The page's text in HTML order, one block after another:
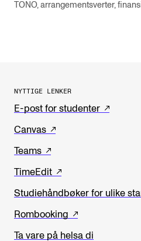
TONO, arrangementsverter,
NYTTIGE LENKER
E-post for studenter
Canvas
Teams
TimeEdit
Studiehåndbøker for ulike
Rombooking
Ta vare på helsa di